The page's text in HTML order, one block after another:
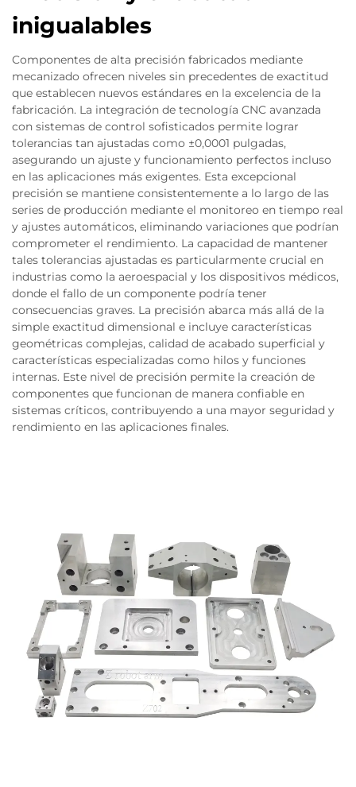
inigualables
Componentes de alta precisión fabricados mediante
mecanizado ofrecen niveles sin precedentes de exactitud
que establecen nuevos estándares en la excelencia de la
fabricación. La integración de tecnología CNC avanzada
con sistemas de control sofisticados permite lograr
tolerancias tan ajustadas como ±0,0001 pulgadas,
asegurando un ajuste y funcionamiento perfectos incluso
en las aplicaciones más exigentes. Esta excepcional
precisión se mantiene consistentemente a lo largo de las
series de producción mediante el monitoreo en tiempo real
y ajustes automáticos, eliminando variaciones que podrían
comprometer el rendimiento. La capacidad de mantener
tales tolerancias ajustadas es particularmente crucial en
industrias como la aeroespacial y los dispositivos médicos,
donde el fallo de un componente podría tener
consecuencias graves. La precisión abarca más allá de la
simple exactitud dimensional e incluye características
geométricas complejas, calidad de acabado superficial y
características especializadas como hilos y funciones
internas. Este nivel de precisión permite la creación de
componentes que funcionan de manera confiable en
sistemas críticos, contribuyendo a una mayor seguridad y
rendimiento en las aplicaciones finales.